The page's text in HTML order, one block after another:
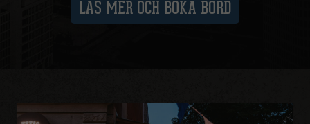
LÄS MER OCH BOKA BORD